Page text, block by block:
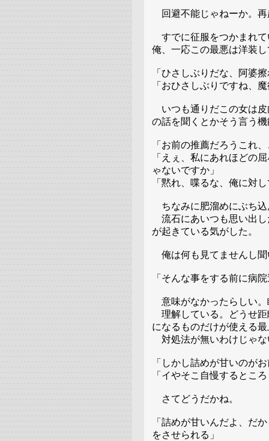
回避不能じゃねーか。
すでに征服をつかまれて
俺、一応この最悪は洋装
「ひさしぶりだな、阿婆
「おひさしぶりですね、
いつも通りだこの女は皮
の話を聞くとかそう言う
「お前の推薦だろうこれ
「えぇ、私にあれほどの
ゃないですか」
「黙れ、喋るな、俺に対
ちなみに肥溜めにぶち込
流石にあいつも思い出し
が起きている気がした。
俺は何も見てませんし聞
「そんな事をする前に病
意味がなかったらしい。
理解している。どうせ距
になるものだけが使える
対処法が無いわけじゃな
「しかし詰めが甘いのが
「イやそこ自慢するとこ
さてどうだかね。
「詰めが甘いんだよ、だ
をさせられる」